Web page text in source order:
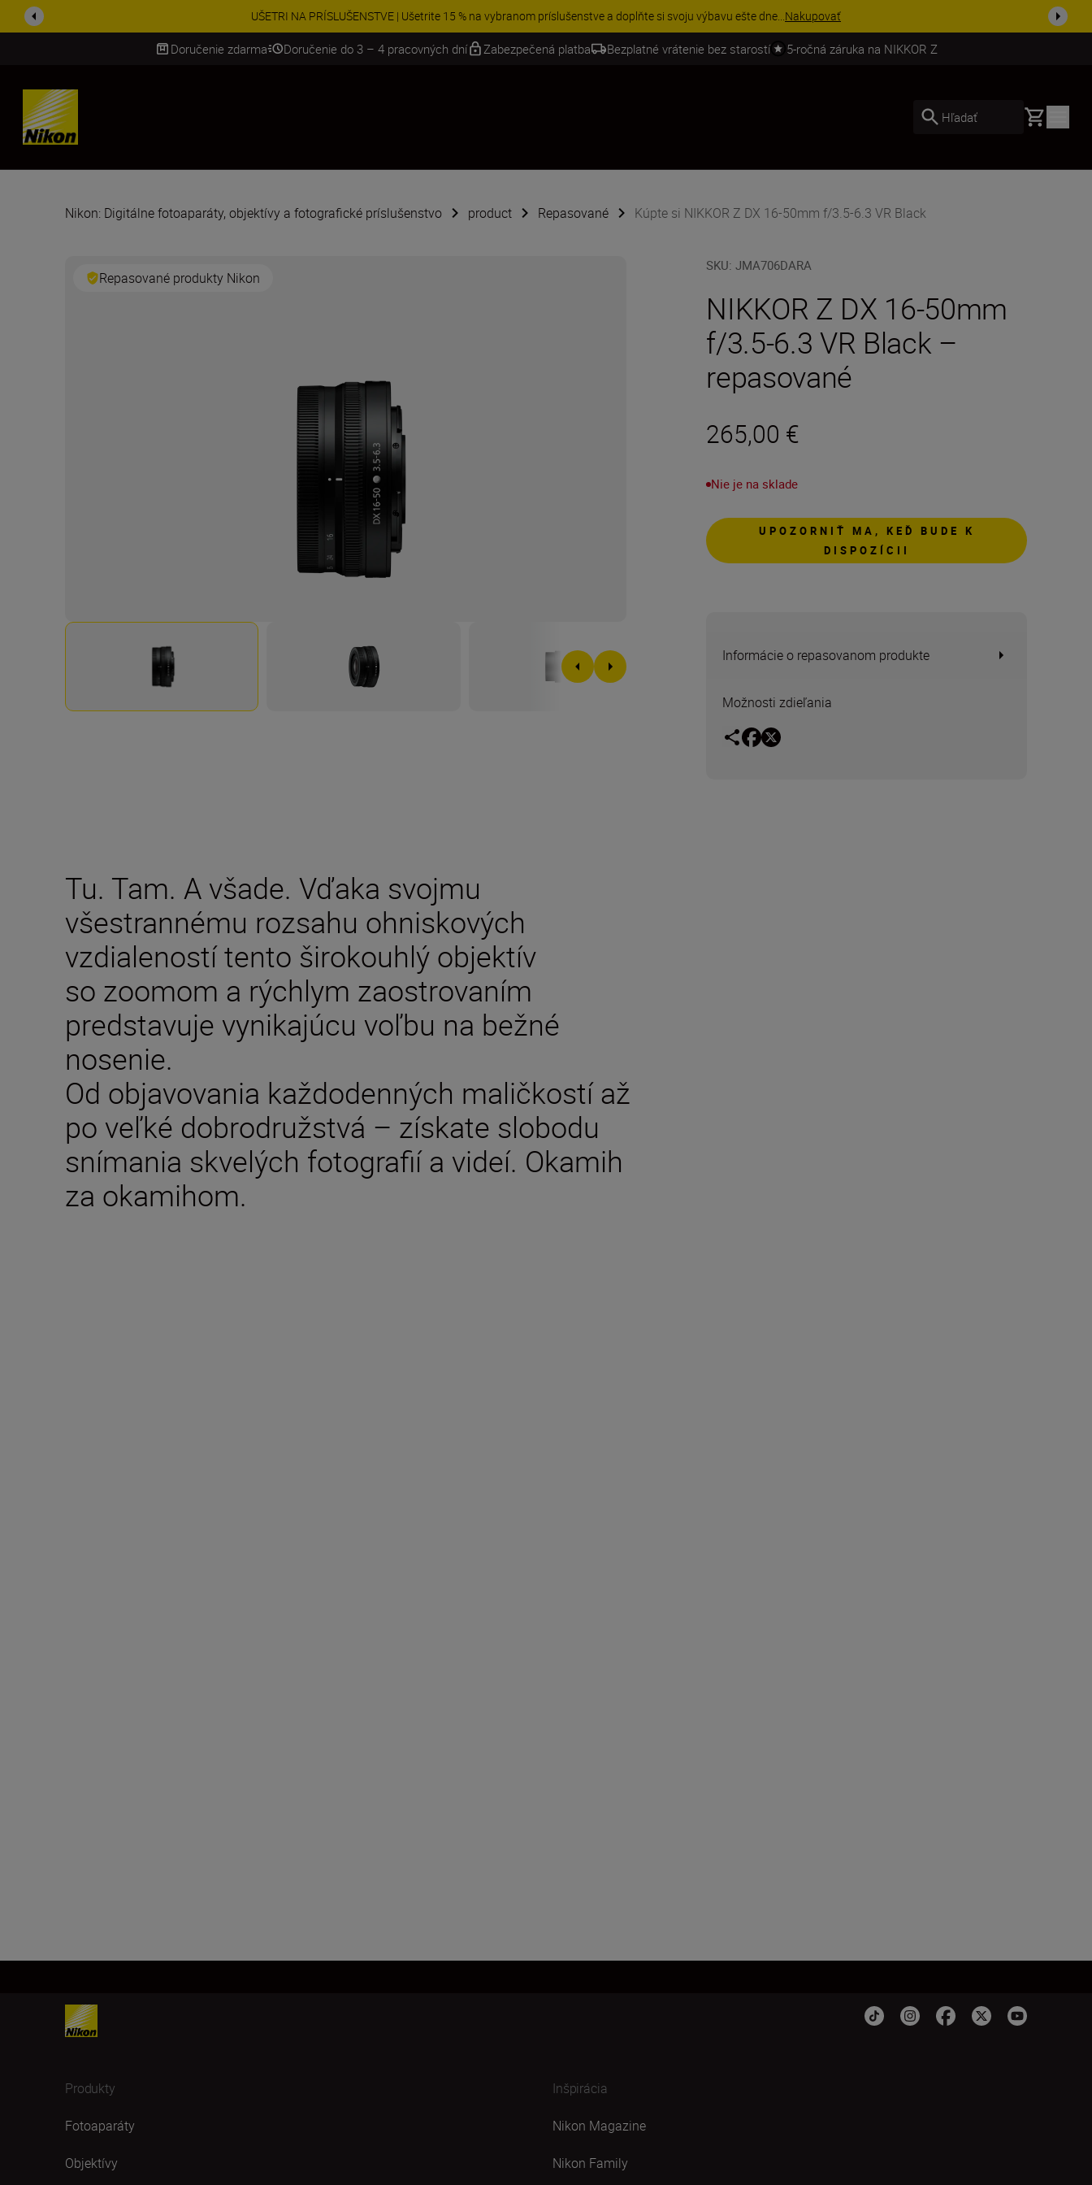
UŠETRI NA PRÍSLUŠENSTVE | Ušetrite 15 % na vybranom príslušenstve a doplňte si svoju výbavu ešte dne...Nakupovať
Doručenie zdarma Doručenie do 3 – 4 pracovných dní Zabezpečená platba Bezplatné vrátenie bez starostí 5-ročná záruka na NIKKOR Z
SKIP
Hľadať Basket
Nikon: Digitálne fotoaparáty, objektívy a fotografické príslušenstvo product Repasované Kúpte si NIKKOR Z DX 16-50mm f/3.5-6.3 VR Black
Repasované produkty Nikon
SKU:JMA706DARA
NIKKOR Z DX 16-50mm
f/3.5-6.3 VR Black –
repasované
265,00 €
Nie je na sklade
UPOZORNIŤ MA, KEĎ BUDE K
DISPOZÍCII
Informácie o repasovanom produkte
Možnosti zdieľania
Tu. Tam. A všade. Vďaka svojmu
všestrannému rozsahu ohniskových
vzdialeností tento širokouhlý objektív
so zoomom a rýchlym zaostrovaním
predstavuje vynikajúcu voľbu na bežné
nosenie.
Od objavovania každodenných maličkostí až
po veľké dobrodružstvá – získate slobodu
snímania skvelých fotografií a videí. Okamih
za okamihom.
Produkty
Fotoaparáty
Objektívy
Inšpirácia
Nikon Magazine
Nikon Family